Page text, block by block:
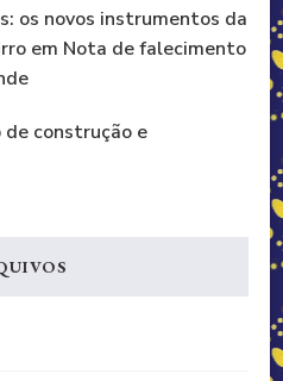
os novos instrumentos da
em Nota de falecimento
de construção e